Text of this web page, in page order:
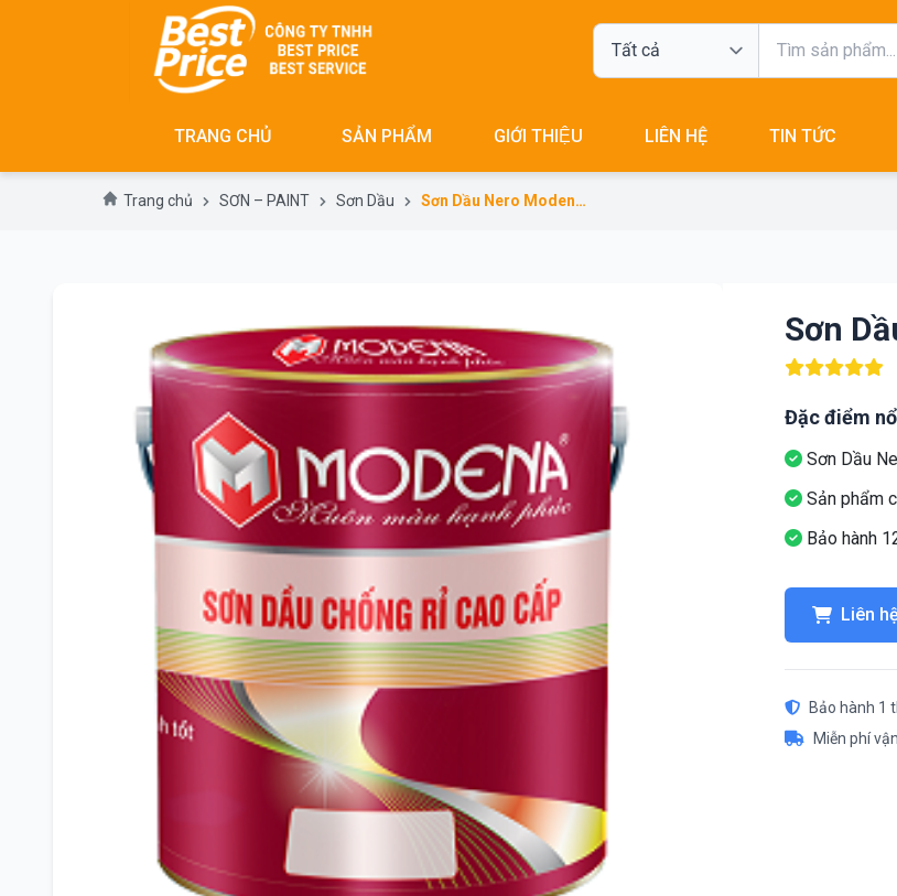
TRANG CHỦ SẢN PHẨM GIỚI THIỆU LIÊN HỆ TIN TỨC
Trang chủ SƠN – PAINT Sơn Dầu Sơn Dầu Nero Modena Chống Rỉ Cao Cấp
Sơn
Đặc điểm
Sơn Dầu
Sản phẩm
Bảo hành
Liên
Bảo hành 1
Miễn phí